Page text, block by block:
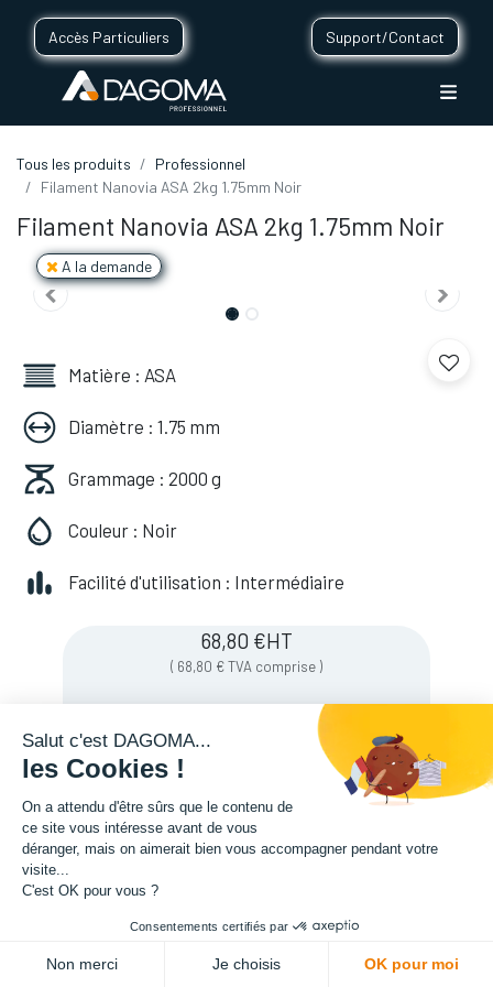
Accès Particuliers Support/Contact
Tous les produits
Professionnel
Filament Nanovia ASA 2kg 1.75mm Noir
Filament Nanovia ASA 2kg 1.75mm Noir
A la demande
Matière : ASA
Diamètre : 1.75 mm
Grammage : 2000 g
Couleur : Noir
Facilité d'utilisation : Intermédiaire
68,80 €HT
( 68,80 €TVA comprise )
Soyez averti lorsque le produit est de
nouveau en stock
Enregistrer pour plus tard
Salut c'est DAGOMA...
les Cookies !
On a attendu d'être sûrs que le contenu de
ce site vous intéresse avant de vous
déranger, mais on aimerait bien vous accompagner pendant votre
visite...
C'est OK pour vous ?
Consentements certifiés par
Non merci Je choisis OK pour moi